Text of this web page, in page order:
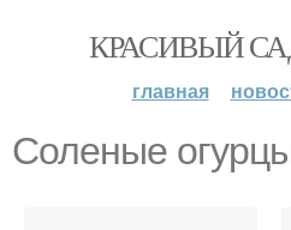
КРАСИВЫЙ
главная
Соленые